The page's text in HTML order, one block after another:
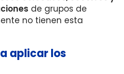
de grupos de
no tienen esta
aplicar los